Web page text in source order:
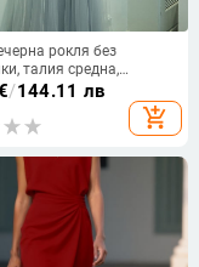
рокля без
талия средна,
основна тъкан и
/144.11 лв
add_shopping_cart